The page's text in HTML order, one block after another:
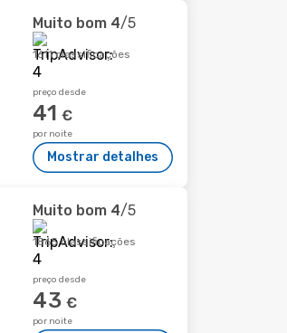
Muito bom 4/5
1611 classificações
preço desde
41 €
por noite
Mostrar detalhes
Muito bom 4/5
1865 classificações
preço desde
43 €
por noite